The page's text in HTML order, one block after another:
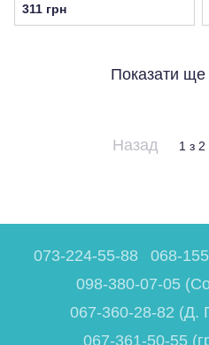
311 грн
Показати ще
Назад 1 з 2
073-224-55-88
068-
098-380-07-05
067-360-28-82 (Д.
067-361-50-55